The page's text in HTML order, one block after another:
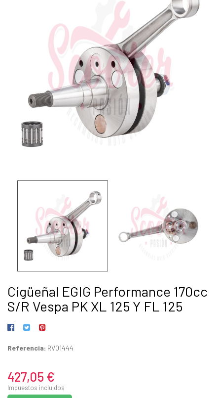
Cigüeñal EGIG Performance 170cc
S/R Vespa PK XL 125 Y FL 125
Referencia: RV01444
427,05 €
Impuestos incluidos